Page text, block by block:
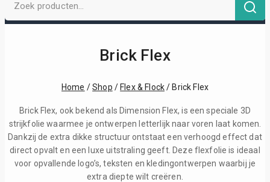
Brick Flex
Home /Shop / Flex & Flock/ Brick Flex
Brick Flex, ook bekend als Dimension Flex, is een speciale 3D
strijkfolie waarmee je ontwerpen letterlijk naar voren laat komen.
Dankzij de extra dikke structuur ontstaat een verhoogd effect dat
direct opvalt en een luxe uitstraling geeft. Deze flexfolie is ideaal
voor opvallende logo’s, teksten en kledingontwerpen waarbij je
extra diepte wilt creëren.